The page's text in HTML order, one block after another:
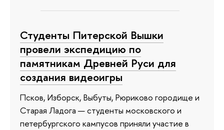
Студенты Питерской Вышки
провели экспедицию по
памятникам Древней Руси для
создания видеоигры
Псков, Изборск, Выбуты, Рюриково городище и
Старая Ладога — студенты московского и
петербургского кампусов приняли участие в